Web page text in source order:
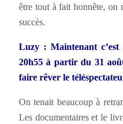
être tout à fait honnête, on
succès.
Luzy : Maintenant c’est
20h55 à partir du 31
faire rêver le
On tenait beaucoup à
Les documentaires et le